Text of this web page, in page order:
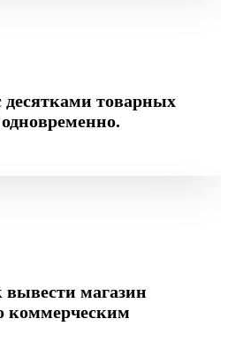
десятками товарных
вывести магазин
коммерческим